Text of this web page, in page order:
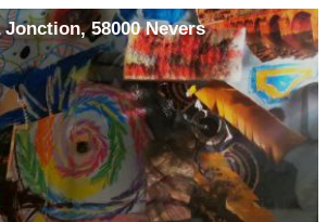
58000 Nevers